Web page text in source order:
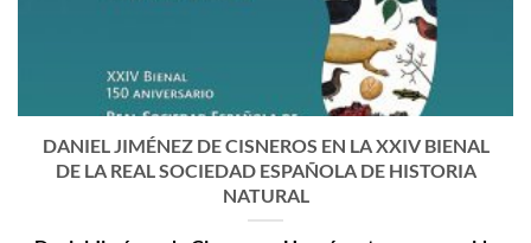
DANIEL JIMÉNEZ DE CISNEROS EN LA XXIV BIENAL
DE LA REAL SOCIEDAD ESPAÑOLA DE HISTORIA
NATURAL